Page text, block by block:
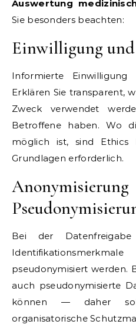
Auswertung
Sie besonders beachten:
Einwilligung und
Informierte Einwilligung
Erklären Sie transparent,
Zweck verwendet
Betroffene haben. Wo
möglich ist, sind Ethics
Grundlagen erforderlich.
Bei der
pseudonymisiert werden.
auch pseudonymisierte
können — daher
organisatorische